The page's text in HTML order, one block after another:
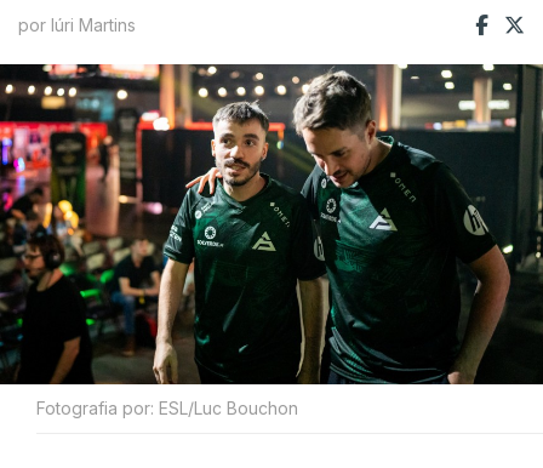
por Iúri Martins
Fotografia por: ESL/Luc Bouchon